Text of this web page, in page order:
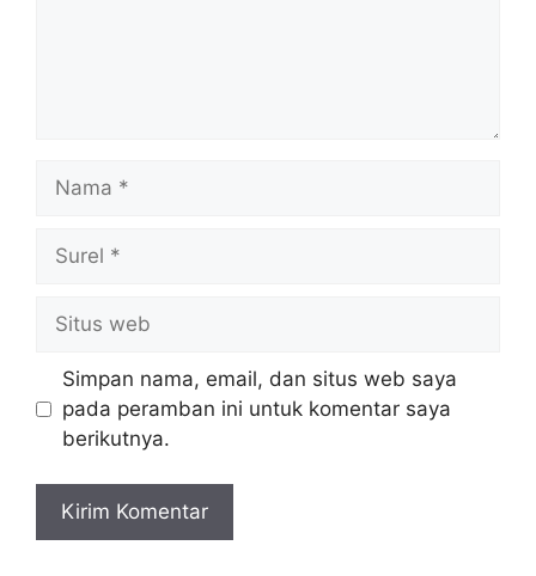
web
Simpan nama, email, dan situs web saya
pada peramban ini untuk komentar saya
berikutnya.